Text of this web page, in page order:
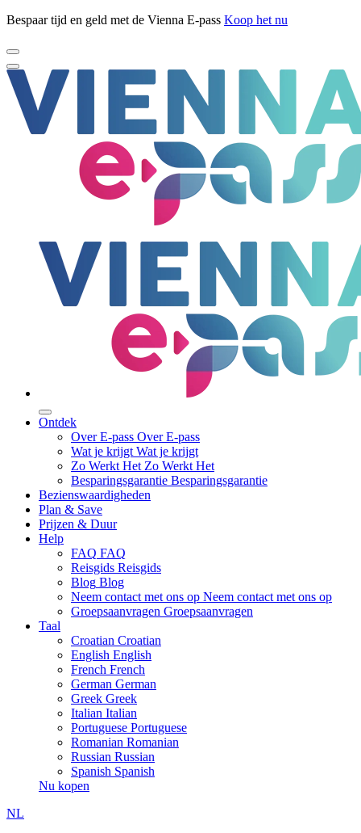
Bespaar tijd en geld met de Vienna E-pass Koop het nu
Ontdek
Over E-pass Over E-pass
Wat je krijgt Wat je krijgt
Zo Werkt Het Zo Werkt Het
Besparingsgarantie Besparingsgarantie
Bezienswaardigheden
Plan & Save
Prijzen & Duur
Help
FAQ FAQ
Reisgids Reisgids
Blog Blog
Neem contact met ons op Neem contact met ons op
Groepsaanvragen Groepsaanvragen
Taal
Croatian Croatian
English English
French French
German German
Greek Greek
Italian Italian
Portuguese Portuguese
Romanian Romanian
Russian Russian
Spanish Spanish
Nu kopen
NL